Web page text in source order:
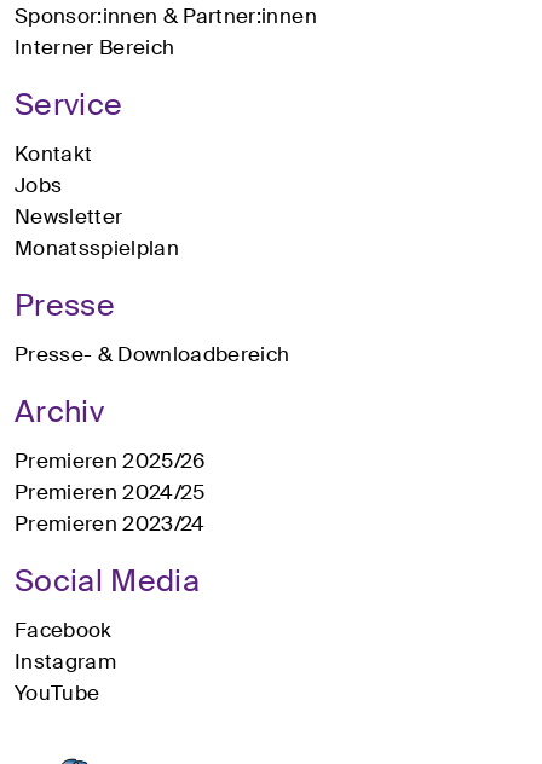
Sponsor:innen & Partner:innen
Interner Bereich
Service
Kontakt
Jobs
Newsletter
Monatsspielplan
Presse
Presse- & Downloadbereich
Archiv
Premieren 2025/26
Premieren 2024/25
Premieren 2023/24
Social Media
Facebook
Instagram
YouTube